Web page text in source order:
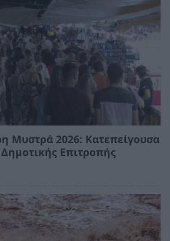
Μυστρά 2026: Κατεπείγουσα
Επιτροπής